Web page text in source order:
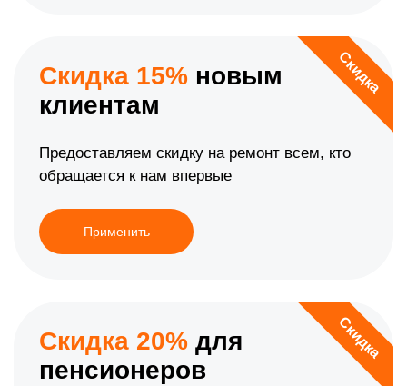
Скидка
Скидка 15% новым
клиентам
Предоставляем скидку на ремонт всем, кто
обращается к нам впервые
Применить
Скидка
Скидка 20% для
пенсионеров